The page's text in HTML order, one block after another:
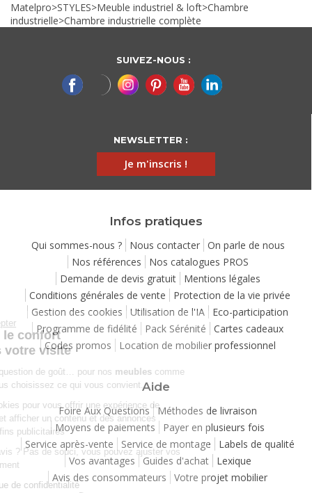
Matelpro>STYLES>Meuble industriel & loft>Chambre
industrielle>Chambre industrielle complète
SUIVEZ-NOUS :
NEWSLETTER :
Je m'inscris !
Infos pratiques
Qui sommes-nous ? Nous contacter
On parle de nous
Nos références
Nos catalogues PROS
Demande de devis gratuit
Mentions légales
Conditions générales de vente
Protection de la vie privée
Gestion des cookies
Utilisation de l'IA
Eco-participation
Programme de fidélité
Pack Sérénité
Cartes cadeaux
Codes promos
Location de mobilier professionnel
Aide
Foire Aux Questions
Méthodes de livraison
Moyens de paiements
Payer en plusieurs fois
Service après-vente
Service de montage
Labels de qualité
Vos avantages
Guides d'achat
Lexique
Avis des consommateurs
Votre projet mobilier
Continuer sans accepter
Chez Matelpro, le confort
commence dès votre visite
Leconfort, c'est une question de goût… pour nos
pour nos cookies ! Vous choisissez ce qui vous convient.
Nous utilisons des cookies pour vous offrir une expérience de
navigation moelleuse et afficher un contenu et des annonces
personnalisées à des fins publicitaires
Besoin de changer d’avis ? Pas de souci, vous pouvez ajuster vos
préférences à tout moment
Consulter notre politique de confidentialité